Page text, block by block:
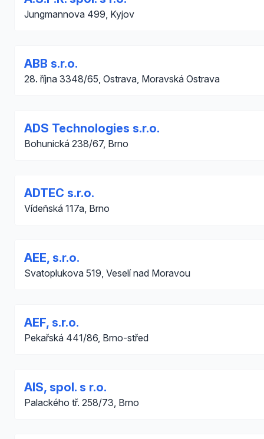
Jungmannova 499, Kyjov
ABB s.r.o.
28. října 3348/65, Ostrava, Moravská Ostrava
ADS Technologies s.r.o.
Bohunická 238/67, Brno
ADTEC s.r.o.
Vídeňská 117a, Brno
AEE, s.r.o.
Svatoplukova 519, Veselí nad Moravou
AEF, s.r.o.
Pekařská 441/86, Brno-střed
AIS, spol. s r.o.
Palackého tř. 258/73, Brno